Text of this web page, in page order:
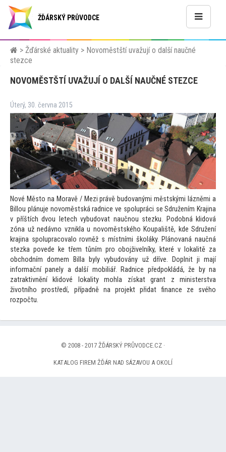
ŽĎÁRSKÝ PRŮVODCE
> Žďárské aktuality > Novoměstští uvažují o další naučné
stezce
NOVOMĚSTŠTÍ UVAŽUJÍ O DALŠÍ NAUČNÉ STEZCE
Úterý, 30. června 2015
Nové Město na Moravě / Mezi právě budovanými městskými lázněmi a
Billou plánuje novoměstská radnice ve spolupráci se Sdružením Krajina
v příštích dvou letech vybudovat naučnou stezku. Podobná klidová
zóna už nedávno vznikla u novoměstského Koupaliště, kde Sdružení
krajina spolupracovalo rovněž s místními školáky. Plánovaná naučná
stezka povede ke třem tůním pro obojživelníky, které v lokalitě za
obchodním domem Billa byly vybudovány už dříve. Doplnit ji mají
informační panely a další mobiliář. Radnice předpokládá, že by na
zatraktivnění klidové lokality mohla získat grant z ministerstva
životního prostředí, případně na projekt přidat finance ze svého
rozpočtu.
© 2008 - 2017 ŽĎÁRSKÝ PRŮVODCE.CZ ·
KATALOG FIREM ŽĎÁR NAD SÁZAVOU A OKOLÍ